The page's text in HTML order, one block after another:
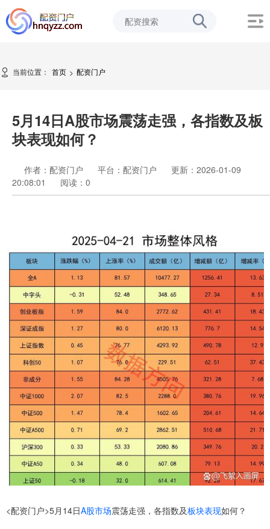
当前位置： 首页 > 配资门户
5月14日A股市场震荡走强，各指数及板
块表现如何？
作者：配资门户 平台：配资门户
更新：2026-01-09
20:08:01
阅读： 0
<配资门户>5月14日A股市场震荡走强，各指数及板块表现如何？